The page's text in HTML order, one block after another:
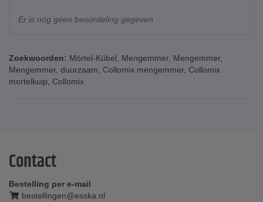
Er is nog geen beoordeling gegeven
Zoekwoorden: Mörtel-Kübel, Mengemmer, Mengemmer,
Mengemmer, duurzaam, Collomix mengemmer, Collomix
mortelkuip, Collomix
Contact
Bestelling per e-mail
bestellingen@esska.nl